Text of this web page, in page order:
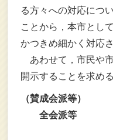
る方々への対応につ
ことから，本市とし
かつきめ細かく対応
あわせて，市民や
開示することを求める
（賛成会派等）
全会派等